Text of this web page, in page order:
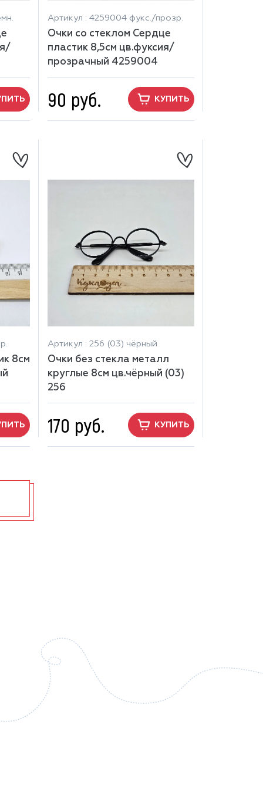
Артикул : 4259004 фукс./прозр.
Очки со стеклом Сердце
пластик 8,5см цв.фуксия/
прозрачный 4259004
90 руб. КУПИТЬ
8см
Артикул : 256 (03) чёрный
Очки без стекла металл
круглые 8см цв.чёрный (03)
256
170 руб. КУПИТЬ